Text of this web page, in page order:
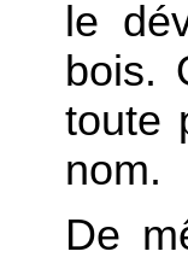
le
bois.
toute
nom.
De